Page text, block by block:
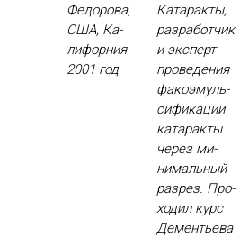
Фе­доро­ва,
США, Ка­
лифор­ния
2001 год
Ка­тарак­ты,
раз­ра­бот­чик
и эк­сперт
про­веде­ния
фа­ко­эмуль­
си­фика­ции
ка­тарак­ты
че­рез ми­
нималь­ный
раз­рез. Про­
ходил курс
Де­менть­ева